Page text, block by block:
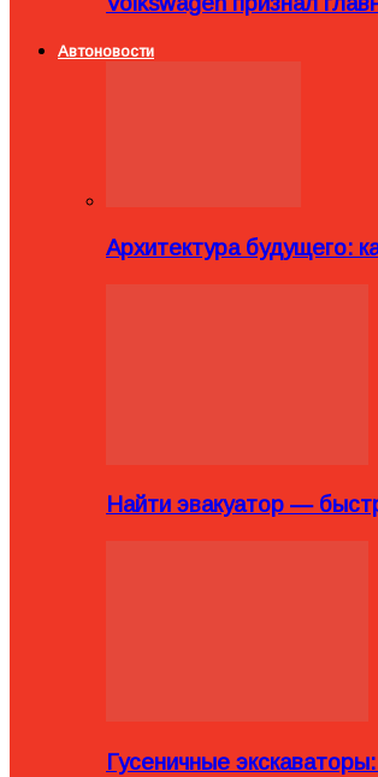
Автоновости
Архитектура будущего:
Найти эвакуатор —
Гусеничные